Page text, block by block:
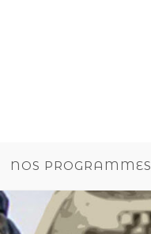
NOS PROGRAMMES